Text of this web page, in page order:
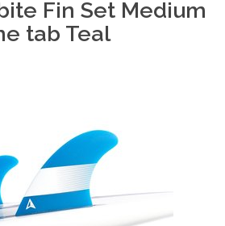
Fin Set Medium
tab Teal